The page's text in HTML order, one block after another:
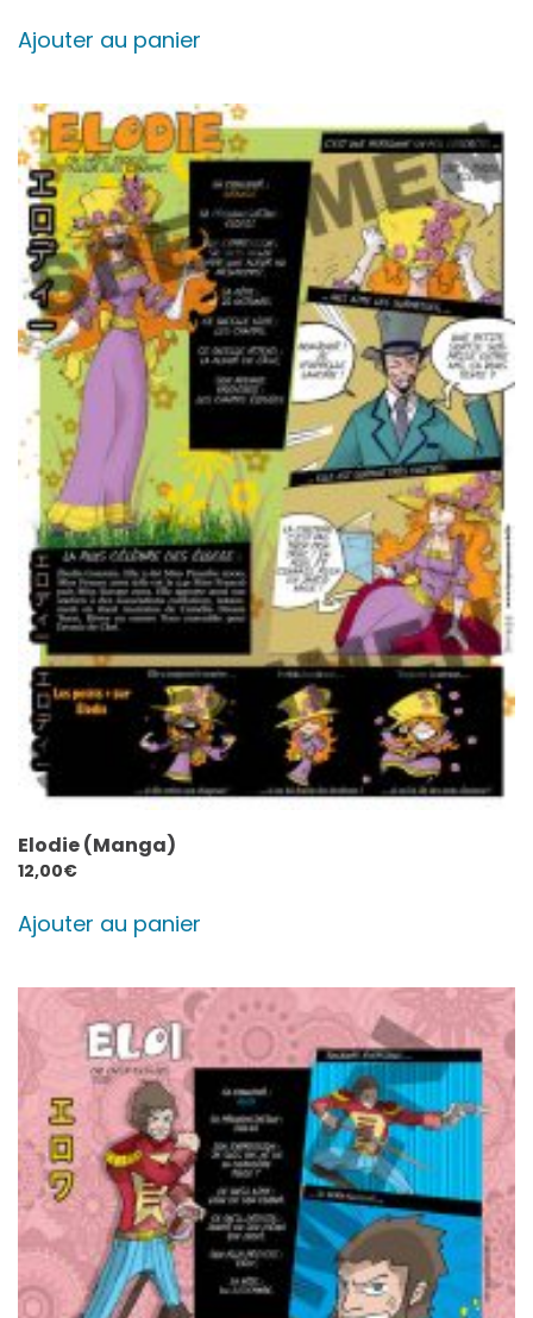
Ajouter au panier
Elodie (Manga)
12,00€
Ajouter au panier